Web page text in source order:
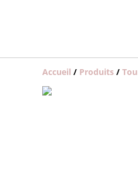
Accueil / Produits /